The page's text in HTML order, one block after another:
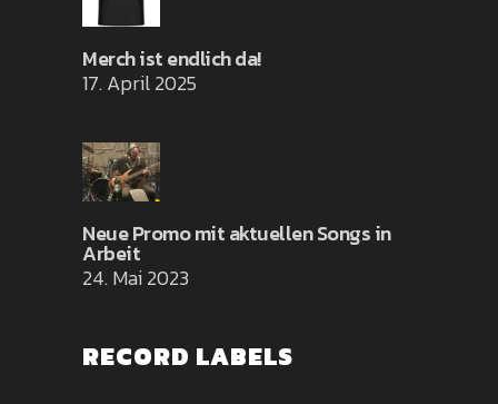
Merch ist endlich da!
17. April 2025
Neue Promo mit aktuellen Songs in
Arbeit
24. Mai 2023
RECORD LABELS